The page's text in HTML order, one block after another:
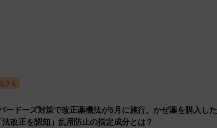
、配慮すべきことはありますか
、救命措置の邪魔にならない程度にタオルをかけたりなどの
場にいる方が始めなければ間に合わないため、AEDを使用
ことだけを考えてほしいと個人的には思います。
きる
ードーズ対策で改正薬機法が5月に施行、かぜ薬を購入した
法改正を認知」乱用防止の指定成分とは？